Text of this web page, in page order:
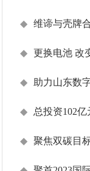
◆ 维谛与壳牌
◆ 更换电池 改
◆ 助力山东数
◆ 总投资102
◆ 聚焦双碳目